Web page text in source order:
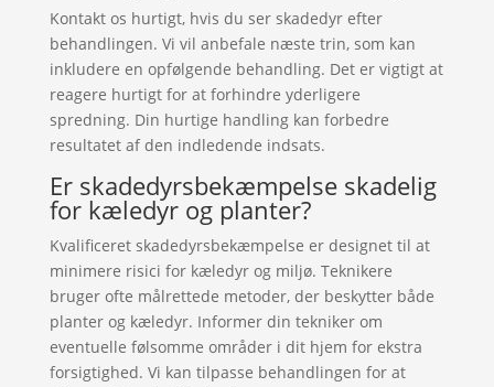
Kontakt os hurtigt, hvis du ser skadedyr efter
behandlingen. Vi vil anbefale næste trin, som kan
inkludere en opfølgende behandling. Det er vigtigt at
reagere hurtigt for at forhindre yderligere
spredning. Din hurtige handling kan forbedre
resultatet af den indledende indsats.
Er skadedyrsbekæmpelse skadelig
for kæledyr og planter?
Kvalificeret skadedyrsbekæmpelse er designet til at
minimere risici for kæledyr og miljø. Teknikere
bruger ofte målrettede metoder, der beskytter både
planter og kæledyr. Informer din tekniker om
eventuelle følsomme områder i dit hjem for ekstra
forsigtighed. Vi kan tilpasse behandlingen for at